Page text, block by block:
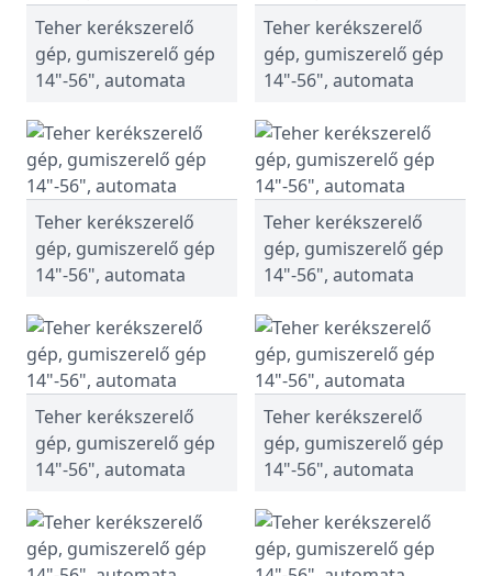
Teher kerékszerelő
gép, gumiszerelő gép
14"-56", automata
Teher kerékszerelő
gép, gumiszerelő gép
14"-56", automata
Teher kerékszerelő
gép, gumiszerelő gép
14"-56", automata
Teher kerékszerelő
gép, gumiszerelő gép
14"-56", automata
Teher kerékszerelő
gép, gumiszerelő gép
14"-56", automata
Teher kerékszerelő
gép, gumiszerelő gép
14"-56", automata